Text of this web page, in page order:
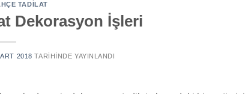
TADILAT
Dekorasyon İşleri
2018 TARIHINDE YAYINLANDI